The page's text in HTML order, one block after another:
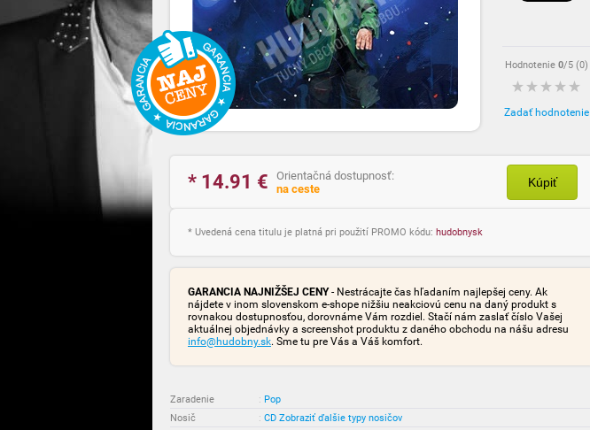
Hodnotenie 0/5 (0)
Zadať hodnotenie
* 14.91 €
Orientačná dostupnosť:
na ceste
Kúpiť
* Uvedená cena titulu je platná pri použití PROMO kódu: hudobnysk
GARANCIA NAJNIŽŠEJ CENY- Nestrácajte čas hľadaním najlepšej ceny. Ak
nájdete v inom slovenskom e-shope nižšiu neakciovú cenu na daný produkt s
rovnakou dostupnosťou, dorovnáme Vám rozdiel. Stačí nám zaslať číslo Vašej
aktuálnej objednávky a screenshot produktu z daného obchodu na nášu adresu
info@hudobny.sk. Sme tu pre Vás a Váš komfort.
Zaradenie : Pop
Nosič
: CD Zobraziť ďalšie typy nosičov